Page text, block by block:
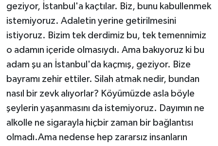
geziyor, İstanbul'a kaçtılar. Biz, bunu kabullenmek
istemiyoruz. Adaletin yerine getirilmesini
istiyoruz. Bizim tek derdimiz bu, tek temennimiz
o adamın içeride olmasıydı. Ama bakıyoruz ki bu
adam şu an İstanbul'da kaçmış, geziyor. Bize
bayramı zehir ettiler. Silah atmak nedir, bundan
nasıl bir zevk alıyorlar? Köyümüzde asla böyle
şeylerin yaşanmasını da istemiyoruz. Dayımın ne
alkolle ne sigarayla hiçbir zaman bir bağlantısı
olmadı.Ama nedense hep zararsız insanların